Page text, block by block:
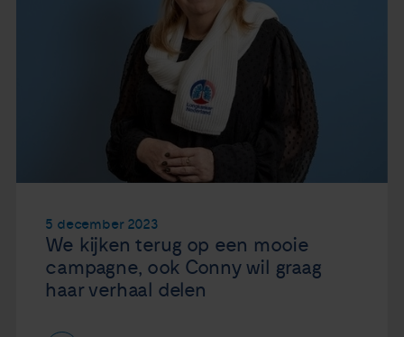
5 december 2023
We kijken terug op een mooie
campagne, ook Conny wil graag
haar verhaal delen